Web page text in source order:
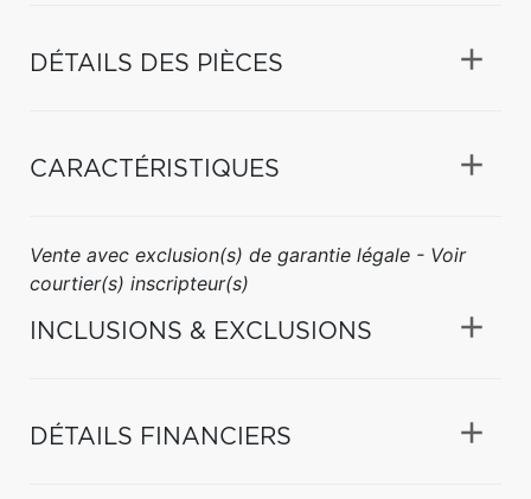
DÉTAILS DES PIÈCES
CARACTÉRISTIQUES
Vente avec exclusion(s) de garantie légale - Voir
courtier(s) inscripteur(s)
INCLUSIONS & EXCLUSIONS
DÉTAILS FINANCIERS